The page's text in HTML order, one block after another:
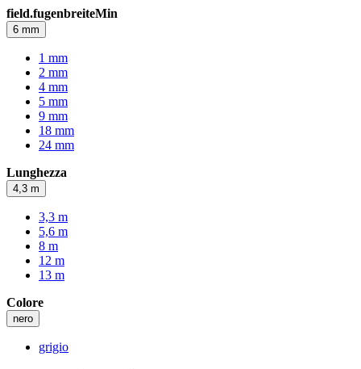
field.fugenbreiteMin
6 mm
1 mm
2 mm
4 mm
5 mm
9 mm
18 mm
24 mm
Lunghezza
4,3 m
3,3 m
5,6 m
8 m
12 m
13 m
Colore
nero
grigio